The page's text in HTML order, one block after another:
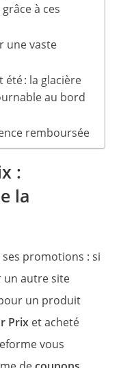
à ces
une vaste
été : la glacière
au bord
remboursée
:
la
promotions : si
un autre site
un produit
Prix et acheté
vous